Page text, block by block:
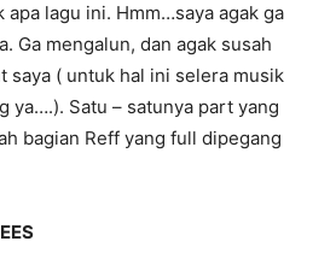
apa lagu ini. Hmm…saya agak ga
Ga mengalun, dan agak susah
saya ( untuk hal ini selera musik
ya….). Satu – satunya part yang
bagian Reff yang full dipegang